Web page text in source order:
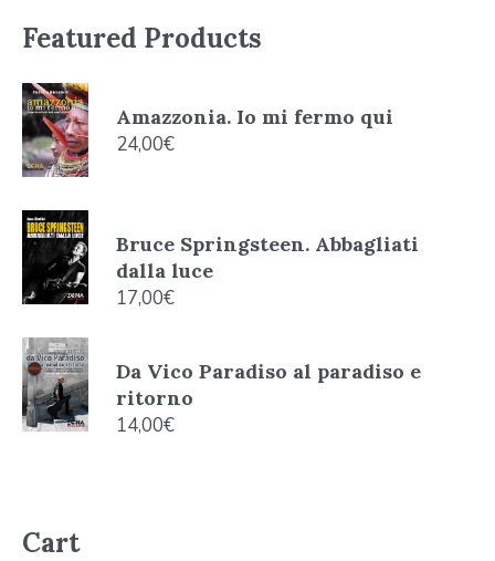
Featured Products
Amazzonia. Io mi fermo qui
24,00€
Bruce Springsteen. Abbagliati
dalla luce
17,00€
Da Vico Paradiso al paradiso e
ritorno
14,00€
Cart